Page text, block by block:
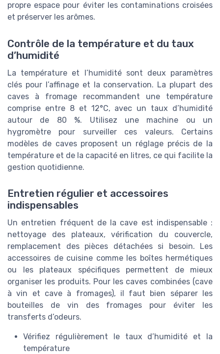
propre espace pour éviter les contaminations croisées
et préserver les arômes.
Contrôle de la température et du taux
d’humidité
La température et l’humidité sont deux paramètres
clés pour l’affinage et la conservation. La plupart des
caves à fromage recommandent une température
comprise entre 8 et 12°C, avec un taux d’humidité
autour de 80 %. Utilisez une machine ou un
hygromètre pour surveiller ces valeurs. Certains
modèles de caves proposent un réglage précis de la
température et de la capacité en litres, ce qui facilite la
gestion quotidienne.
Entretien régulier et accessoires
indispensables
Un entretien fréquent de la cave est indispensable :
nettoyage des plateaux, vérification du couvercle,
remplacement des pièces détachées si besoin. Les
accessoires de cuisine comme les boîtes hermétiques
ou les plateaux spécifiques permettent de mieux
organiser les produits. Pour les caves combinées (cave
à vin et cave à fromages), il faut bien séparer les
bouteilles de vin des fromages pour éviter les
transferts d’odeurs.
Vérifiez régulièrement le taux d’humidité et la
température